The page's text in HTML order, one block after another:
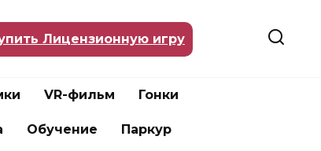
Лицензионную игру
VR-фильм Гонки
Обучение Паркур